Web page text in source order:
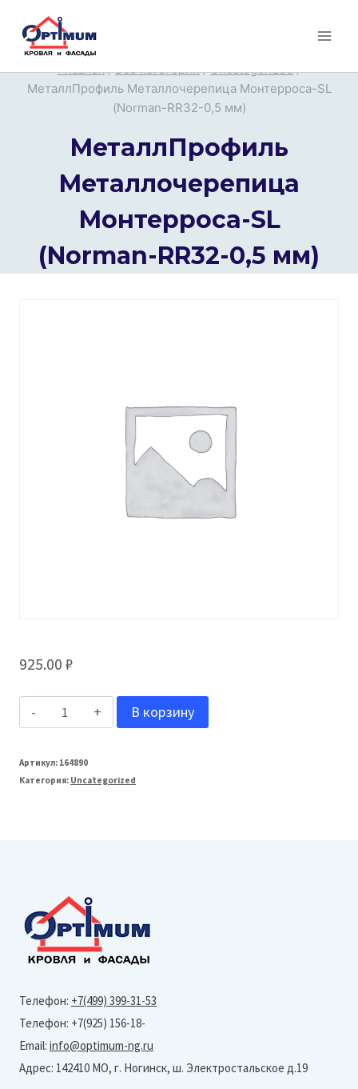
Перейти
Главная / Все категории / Uncategorized /
МеталлПрофиль Металлочерепица Монтерроса-SL
(Norman-RR32-0,5 мм)
МеталлПрофиль
Металлочерепица
Монтерроса-SL
(Norman-RR32-0,5 мм)
925.00 ₽
Количество
МеталлПрофиль
Металлочерепица
0,5
мм)
В корзину
Артикул: 164890
Категория: Uncategorized
Телефон: +7(499) 399-31-53
Телефон: +7(925) 156-18-
Email: info@optimum-ng.ru
Адрес: 142410 МО, г. Ногинск, ш. Электростальское д.19